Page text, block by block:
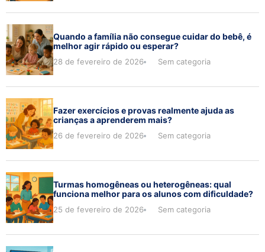
Quando a família não consegue cuidar do bebê, é
melhor agir rápido ou esperar?
28 de fevereiro de 2026 Sem categoria
Fazer exercícios e provas realmente ajuda as
crianças a aprenderem mais?
26 de fevereiro de 2026 Sem categoria
Turmas homogêneas ou heterogêneas: qual
funciona melhor para os alunos com dificuldade?
25 de fevereiro de 2026 Sem categoria